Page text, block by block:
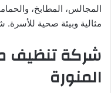
المجالس، المطابخ،
مثالية وبيئة صحية للأسرة.
شركة تنظيف
المنورة